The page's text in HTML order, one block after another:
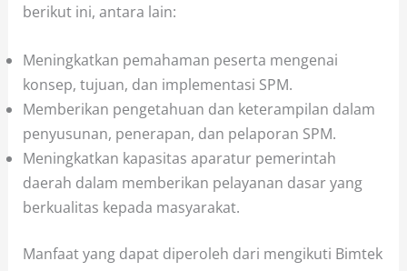
berikut ini, antara lain:
Meningkatkan pemahaman peserta mengenai
konsep, tujuan, dan implementasi SPM.
Memberikan pengetahuan dan keterampilan dalam
penyusunan, penerapan, dan pelaporan SPM.
Meningkatkan kapasitas aparatur pemerintah
daerah dalam memberikan pelayanan dasar yang
berkualitas kepada masyarakat.
Manfaat yang dapat diperoleh dari mengikuti Bimtek